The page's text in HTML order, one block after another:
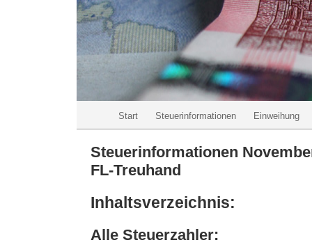
Start Steuerinformationen Einweihung
Steuerinformationen
FL-Treuhand
Inhaltsverzeichnis:
Alle Steuerzahler: